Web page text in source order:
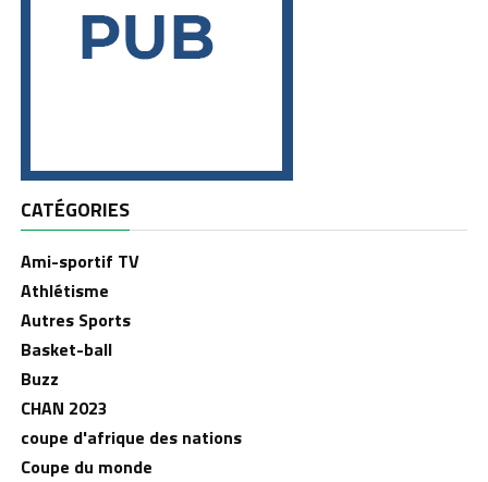
CATÉGORIES
Ami-sportif TV
Athlétisme
Autres Sports
Basket-ball
Buzz
CHAN 2023
coupe d'afrique des nations
Coupe du monde